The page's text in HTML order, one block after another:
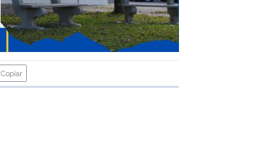
Copiar
para área de transferência